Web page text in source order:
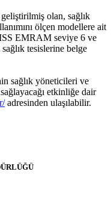
olan, sağlık
ölçen modellere ait
EMRAM seviye 6 ve
tesislerine belge
sağlık yöneticileri ve
etkinliğe dair
adresinden ulaşılabilir.